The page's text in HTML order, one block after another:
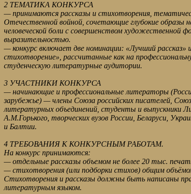
2 ТЕМАТИКА КОНКУРСА
— принимаются рассказы и стихотворения,
Отечественной войной, сочетающие глубокие образы
человеческой боли с совершенством художественной
выразительностью.
— конкурс включает две номинации: «Лучший рассказ»
стихотворение», рассчитанные как на
студенческую литературные аудитории.
3 УЧАСТНИКИ КОНКУРСА
— начинающие и профессиональные литераторы
зарубежье) — члены Союза российских писателей,
литературных объединений, студенты и выпускники
А.М.Горького, творческих вузов России, Беларуси,
и Балтии.
4 ТРЕБОВАНИЯ К КОНКУРСНЫМ РАБОТАМ.
На конкурс принимаются:
— отдельные рассказы объемом не более 20 тыс.
— стихотворения (или подборки стихов) общим
Стихотворения и рассказы должны быть написаны
литературным языком.